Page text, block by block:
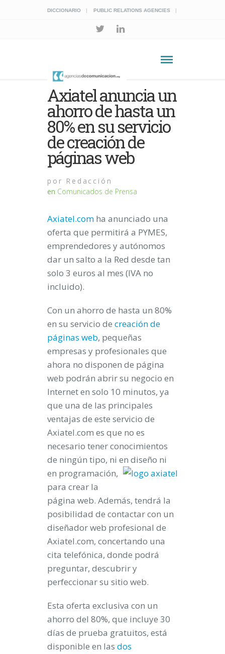
DICCIONARIO PUBLIC RELATIONS AGENCIES
Axiatel anuncia un
ahorro de hasta un
80% en su servicio
de creación de
páginas web
por Redacción
en Comunicados de Prensa
Axiatel.com ha anunciado una
oferta que permitirá a PYMES,
emprendedores y autónomos
dar un salto a la Red desde tan
solo 3 euros al mes (IVA no
incluido).
Con un ahorro de hasta un 80%
en su servicio de creación de
páginas web, pequeñas
empresas y profesionales que
ahora no disponen de página
web podrán abrir su negocio en
Internet en solo 10 minutos, ya
que una de las principales
ventajas de este servicio de
Axiatel.com es que no es
necesario tener conocimientos
de ningún tipo, ni en diseño ni
en programación,
para crear la
página web. Además, tendrá la
posibilidad de contactar con un
diseñador web profesional de
Axiatel.com, concertando una
cita telefónica, donde podrá
preguntar, descubrir y
perfeccionar su sitio web.
Esta oferta exclusiva con un
ahorro del 80%, que incluye 30
días de prueba gratuitos, está
disponible en las dos